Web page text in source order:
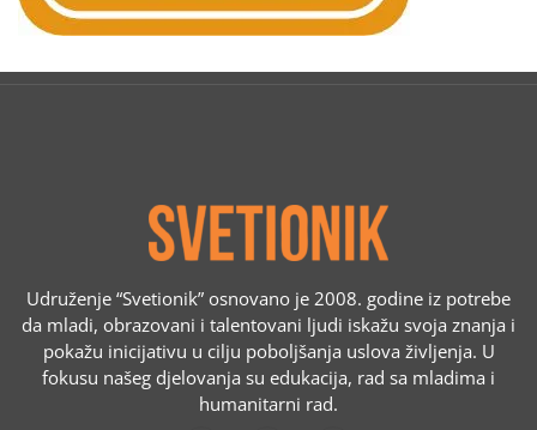
Udruženje “Svetionik” osnovano je 2008. godine iz potrebe
da mladi, obrazovani i talentovani ljudi iskažu svoja znanja i
pokažu inicijativu u cilju poboljšanja uslova življenja. U
fokusu našeg djelovanja su edukacija, rad sa mladima i
humanitarni rad.